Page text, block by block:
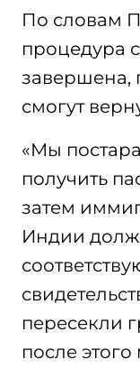
По словам
процедура
завершена,
смогут
«Мы
получить
затем
Индии
пересекли
после